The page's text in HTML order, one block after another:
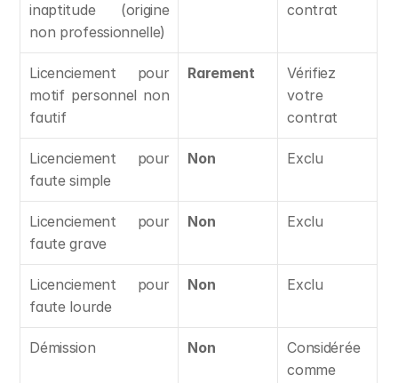
inaptitude (origine
non professionnelle)
contrat
Licenciement pour
motif personnel non
fautif
Rarement
Vérifiez
votre
contrat
Licenciement pour
faute simple
Non Exclu
Licenciement pour
faute grave
Non Exclu
Licenciement pour
faute lourde
Non Exclu
Démission Non
Considérée
comme